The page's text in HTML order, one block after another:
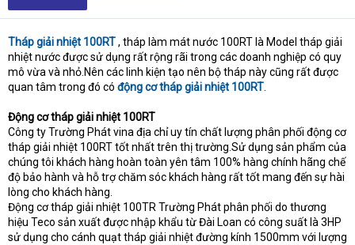
Tháp giải nhiệt 100RT, tháp làm mát nước 100RT là Model tháp giải
nhiệt nước được sử dụng rất rộng rãi trong các doanh nghiệp có quy
mô vừa và nhỏ.Nên các linh kiện tạo nên bộ tháp này cũng rất được
quan tâm trong đó có động cơ tháp giải nhiệt 100RT.
Động cơ tháp giải nhiệt 100RT
Công ty Trường Phát vina địa chỉ uy tín chất lượng phân phối động cơ
tháp giải nhiệt 100RT tốt nhất trên thị trường.Sử dụng sản phẩm của
chúng tôi khách hàng hoàn toàn yên tâm 100% hàng chính hãng chế
độ bảo hành và hỗ trợ chăm sóc khách hàng rất tốt mang đến sự hài
lòng cho khách hàng.
Động cơ tháp giải nhiệt 100TR Trường Phát phân phối do thương
hiệu Teco sản xuất được nhập khẩu từ Đài Loan có công suất là 3HP
sử dụng cho cánh quạt tháp giải nhiệt đường kính 1500mm với lượng